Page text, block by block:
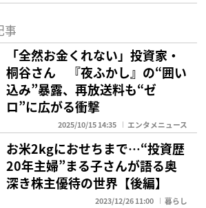
事
「全然お金くれない」投資家・
桐谷さん 『夜ふかし』の“囲い
込み”暴露、再放送料も“ゼ
ロ”に広がる衝撃
2025/10/15 14:35 エンタメニュース
お米2kgにおせちまで…“投資歴
20年主婦”まる子さんが語る奥
深き株主優待の世界【後編】
2023/12/26 11:00 暮らし